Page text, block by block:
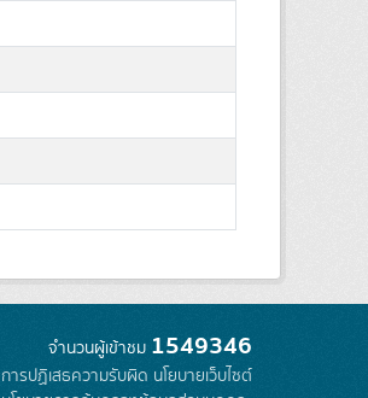
จำนวนผู้เข้าชม 1549346
การปฏิเสธความรับผิด นโยบายเว็บไซต์